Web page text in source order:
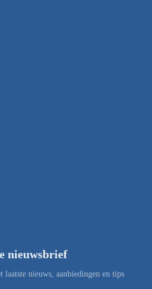
nieuwsbrief
laatste nieuws, aanbiedingen en tips